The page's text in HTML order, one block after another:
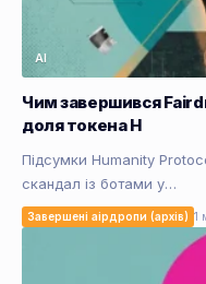
AI
Чим завершився
доля токена H
Підсумки Humanity
скандал із ботами у…
Завершені аірдропи (архів) 1